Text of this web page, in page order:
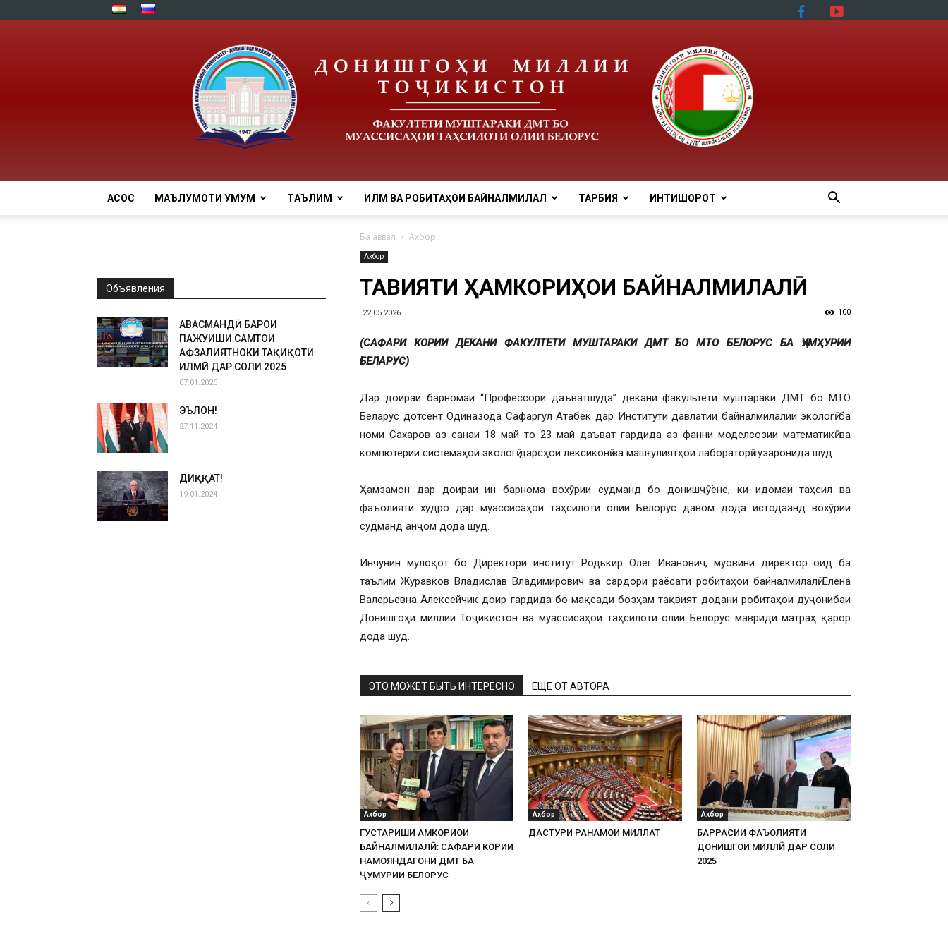
АСОСӢ МАЪЛУМОТИ УМУМӢ TАЪЛИМ ИЛМ ВА РОБИТАҲОИ БАЙНАЛМИЛАЛӢ ТАРБИЯ ИНТИШОРОТ
Ба аввал Ахбор
Ахбор
ТАҚВИЯТИ ҲАМКОРИҲОИ БАЙНАЛМИЛАЛӢ
22.05.2026 100
(САФАРИ КОРИИ ДЕКАНИ ФАКУЛТЕТИ МУШТАРАКИ ДМТ БО МТО БЕЛОРУС БА ҶУМҲУРИИ
БЕЛАРУС)
Дар доираи барномаи “Профессори даъватшуда” декани факультети муштараки ДМТ бо МТО
Беларус дотсент Одиназода Сафаргул Атабек дар Институти давлатии байналмилалии экологӣ ба
номи Сахаров аз санаи 18 май то 23 май даъват гардида аз фанни моделсозии математикӣ ва
компютерии системаҳои экологӣ дарсҳои лексиконӣ ва машғулиятҳои лабораторӣ гузаронида шуд.
Ҳамзамон дар доираи ин барнома вохӯрии судманд бо донишҷӯёне, ки идомаи таҳсил ва
фаъолияти худро дар муассисаҳои таҳсилоти олии Белорус давом дода истодаанд вохӯрии
судманд анҷом дода шуд.
Инчунин мулоқот бо Директори институт Родькир Олег Иванович, муовини директор оид ба
таълим Журавков Владислав Владимирович ва сардори раёсати робитаҳои байналмилалӣ Елена
Валерьевна Алексейчик доир гардида бо мақсади бозҳам тақвият додани робитаҳои дуҷонибаи
Донишгоҳи миллии Тоҷикистон ва муассисаҳои таҳсилоти олии Белорус мавриди матраҳ қарор
дода шуд.
ЭТО МОЖЕТ БЫТЬ ИНТЕРЕСНО ЕЩЕ ОТ АВТОРА
Ахбор
ГУСТАРИШИ ҲАМКОРИҲОИ
БАЙНАЛМИЛАЛӢ: САФАРИ КОРИИ
НАМОЯНДАГОНИ ДМТ БА
ҶУМҲУРИИ БЕЛОРУС
Ахбор
ДАСТУРИ РАҲНАМОИ МИЛЛАТ
Ахбор
БАРРАСИИ ФАЪОЛИЯТИ
ДОНИШГОҲИ МИЛЛӢ ДАР СОЛИ
2025
Объявления
ҲАВАСМАНДӢ БАРОИ
ПАЖУҲИШИ САМТҲОИ
АФЗАЛИЯТНОКИ ТАҲҚИҚОТИ
ИЛМӢ ДАР СОЛИ 2025
07.01.2025
ЭЪЛОН!
27.11.2024
ДИҚҚАТ!
19.01.2024